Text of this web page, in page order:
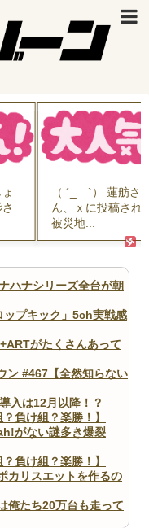
（ ´_ゝ`） 蓮舫さ
ん、ｘに投稿され
被災地...
ハナシリーズ全台が朝
ップキック」5ch実戦感
がたくさんあって
ン #467【全然知らない
入は12月以降！？
負け組？楽勝！】
がない謎多き爆裂
負け組？楽勝！】
カリスエットを作るの
俺たち20万台も走って